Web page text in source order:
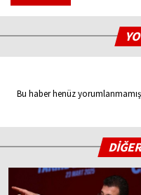
Bu haber henüz